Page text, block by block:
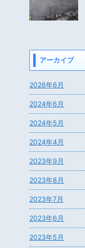
アーカイブ
2026年6月
2024年6月
2024年5月
2024年4月
2023年9月
2023年8月
2023年7月
2023年6月
2023年5月